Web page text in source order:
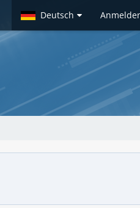
Deutsch